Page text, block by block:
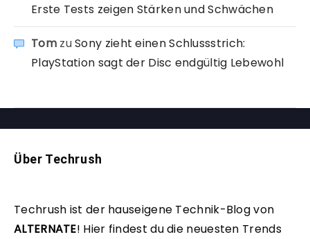
Erste Tests zeigen Stärken und Schwächen
TomzuSony zieht einen Schlussstrich:
PlayStation sagt der Disc endgültig Lebewohl
Über Techrush
Techrush ist der hauseigene Technik-Blog von
ALTERNATE! Hier findest du die neuesten Trends